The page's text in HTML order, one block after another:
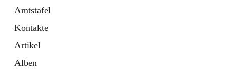
Amtstafel
Kontakte
Artikel
Alben